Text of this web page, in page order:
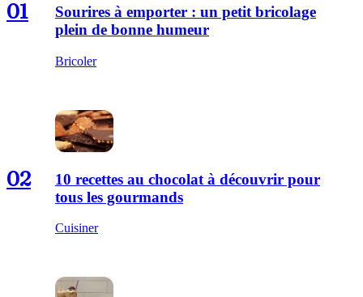
01
Sourires à emporter : un petit bricolage
plein de bonne humeur
Bricoler
02
10 recettes au chocolat à découvrir pour
tous les gourmands
Cuisiner